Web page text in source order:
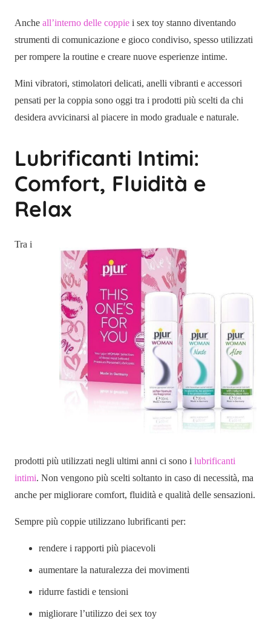
Anche all’interno delle coppie i sex toy stanno diventando
strumenti di comunicazione e gioco condiviso, spesso utilizzati
per rompere la routine e creare nuove esperienze intime.
Mini vibratori, stimolatori delicati, anelli vibranti e accessori
pensati per la coppia sono oggi tra i prodotti più scelti da chi
desidera avvicinarsi al piacere in modo graduale e naturale.
Lubrificanti Intimi:
Comfort, Fluidità e
Relax
Tra i
prodotti più utilizzati negli ultimi anni ci sono i lubrificanti
intimi. Non vengono più scelti soltanto in caso di necessità, ma
anche per migliorare comfort, fluidità e qualità delle sensazioni.
Sempre più coppie utilizzano lubrificanti per:
rendere i rapporti più piacevoli
aumentare la naturalezza dei movimenti
ridurre fastidi e tensioni
migliorare l’utilizzo dei sex toy